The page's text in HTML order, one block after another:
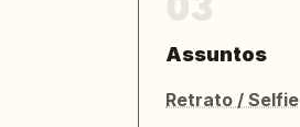
Assuntos
Retrato / Selfie